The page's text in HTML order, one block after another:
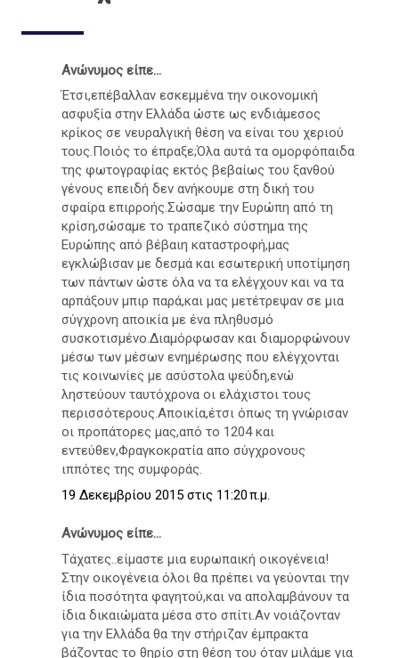
Ανώνυμος είπε...
Έτσι,επέβαλλαν εσκεμμένα την οικονομική
ασφυξία στην Ελλάδα ώστε ως ενδιάμεσος
κρίκος σε νευραλγική θέση να είναι του χεριού
τους.Ποιός το έπραξε;Όλα αυτά τα ομορφόπαιδα
της φωτογραφίας εκτός βεβαίως του ξανθού
γένους επειδή δεν ανήκουμε στη δική του
σφαίρα επιρροής.Σώσαμε την Ευρώπη από τη
κρίση,σώσαμε το τραπεζικό σύστημα της
Ευρώπης από βέβαιη καταστροφή,μας
εγκλώβισαν με δεσμά και εσωτερική υποτίμηση
των πάντων ώστε όλα να τα ελέγχουν και να τα
αρπάξουν μπιρ παρά,και μας μετέτρεψαν σε μια
σύγχρονη αποικία με ένα πληθυσμό
συσκοτισμένο.Διαμόρφωσαν και διαμορφώνουν
μέσω των μέσων ενημέρωσης που ελέγχονται
τις κοινωνίες με ασύστολα ψεύδη,ενώ
ληστεύουν ταυτόχρονα οι ελάχιστοι τους
περισσότερους.Αποικία,έτσι όπως τη γνώρισαν
οι προπάτορες μας,από το 1204 και
εντεύθεν,Φραγκοκρατία απο σύγχρονους
ιππότες της συμφοράς.
19 Δεκεμβρίου 2015 στις 11:20 π.μ.
Ανώνυμος είπε...
Τάχατες..είμαστε μια ευρωπαική οικογένεια!
Στην οικογένεια όλοι θα πρέπει να γεύονται την
ίδια ποσότητα φαγητού,και να απολαμβάνουν τα
ίδια δικαιώματα μέσα στο σπίτι.Αν νοιάζονταν
για την Ελλάδα θα την στήριζαν έμπρακτα
βάζοντας το θηρίο στη θέση του όταν μιλάμε για